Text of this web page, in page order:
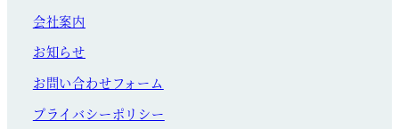
会社案内
お知らせ
お問い合わせフォーム
プライバシーポリシー